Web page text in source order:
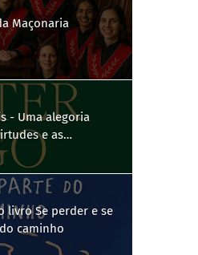
Maçonaria
- Uma alegoria
e as
livro Se perder e se
caminho